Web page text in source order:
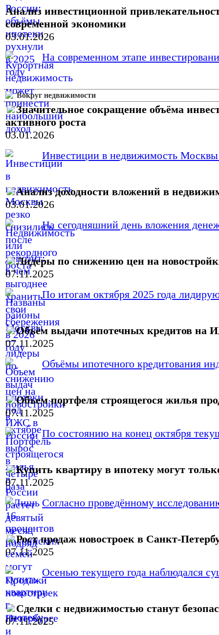
Анализ инвестиционной
современной экономики
03.01.2026
На современном этапе
Вокруг недвижимости
Значительное сокращение объёма
активного роста
03.01.2026
Инвестиции в недвижимость Москвы
Анализ доходности вложений в
03.01.2026
На сегодняшний день вложения
Лидеры по снижению цен на
07.11.2025
По итогам октября 2025 года
Объём выдачи ипотечных кредитов на
07.11.2025
Объёмы ипотечного кредитования
Объем портфеля строящегося жилья
07.11.2025
По состоянию на конец октября
Купить квартиру в ипотеку могут
07.11.2025
Согласно проведённому
Рост продаж новостроек в Санкт-
07.11.2025
Осенью текущего года наблюдался
Сделки с недвижимостью станут
07.11.2025